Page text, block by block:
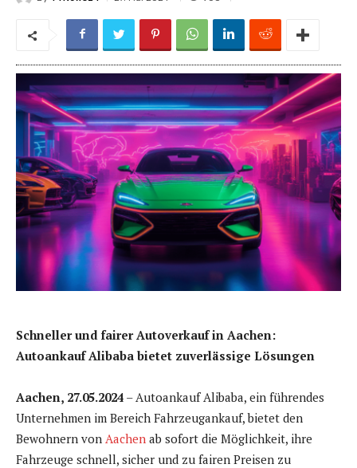
Schneller und fairer Autoverkauf in Aachen:
Autoankauf Alibaba bietet zuverlässige Lösungen
Aachen, 27.05.2024 – Autoankauf Alibaba, ein führendes
Unternehmen im Bereich Fahrzeugankauf, bietet den
Bewohnern von Aachen ab sofort die Möglichkeit, ihre
Fahrzeuge schnell, sicher und zu fairen Preisen zu